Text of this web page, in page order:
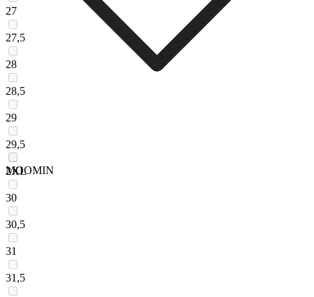
27
27,5
28
28,5
29
29,5
2XL
30
30,5
31
31,5
MOOMIN